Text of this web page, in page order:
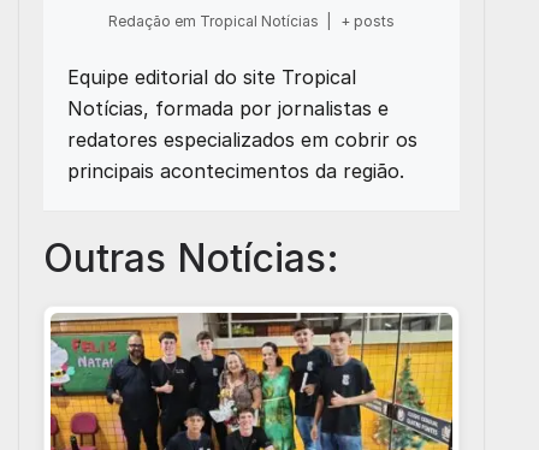
Redação em Tropical Notícias + posts
Equipe editorial do site Tropical
Notícias, formada por jornalistas e
redatores especializados em cobrir os
principais acontecimentos da região.
Outras Notícias: